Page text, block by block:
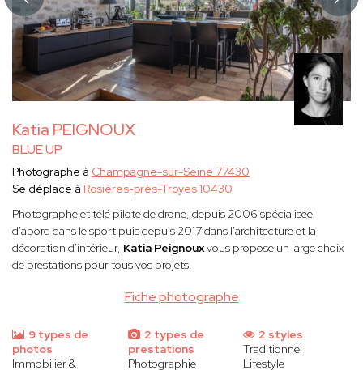
Katia PEIGNOUX
BLUE UP
Fiche photographe
Photographe à Champagne-sur-Seine 77430
Se déplace à Rosières-près-Troyes 10430
Photographe et télé pilote de drone, depuis 2006 spécialisée
d'abord dans le sport puis depuis 2017 dans l'architecture et la
décoration d'intérieur, Katia Peignouxvous propose un large choix
de prestations pour tous vos projets.
9 types de
photos
Immobilier &
2 types de
prestations
Photographie
2 styles
Traditionnel
Lifestyle